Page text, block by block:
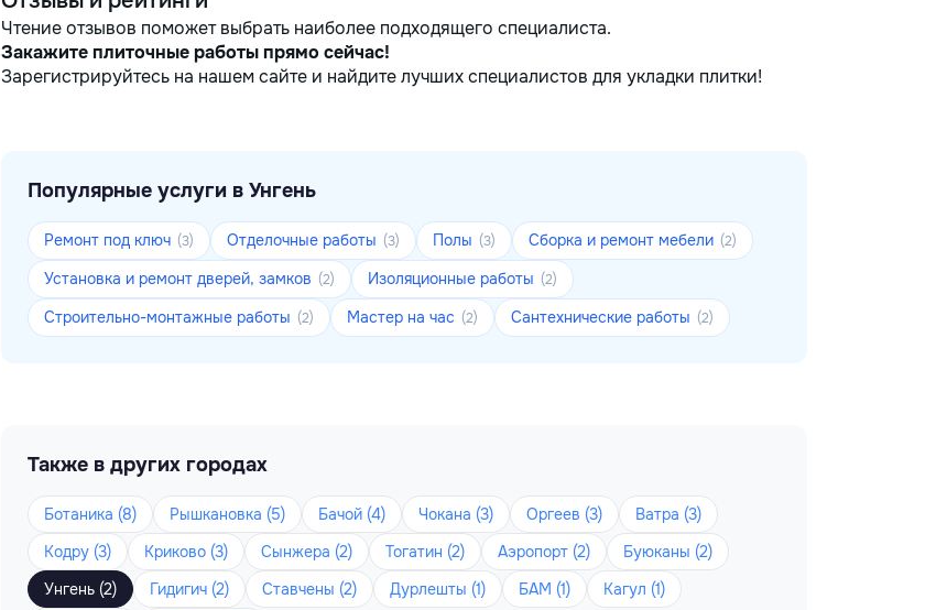
Чтение отзывов поможет выбрать наиболее подходящего специалиста.
Закажите плиточные работы прямо сейчас!
Зарегистрируйтесь на нашем сайте и найдите лучших специалистов для укладки плитки!
Популярные услуги в Унгень
Ремонт под ключ (3) Отделочные работы (3) Полы (3) Сборка и ремонт мебели (2)
Установка и ремонт дверей, замков (2) Изоляционные работы (2)
Строительно-монтажные работы (2) Мастер на час (2) Сантехнические работы (2)
Также в других городах
Ботаника (8) Рышкановка (5) Бачой (4) Чокана (3) Оргеев (3)
Ватра (3)
Кодру (3)
Криково (3) Сынжера (2) Тогатин (2) Аэропорт (2)
Буюканы (2)
Унгень (2)
Гидигич (2) Ставчены (2) Дурлешты (1) БАМ (1)
Кагул (1)